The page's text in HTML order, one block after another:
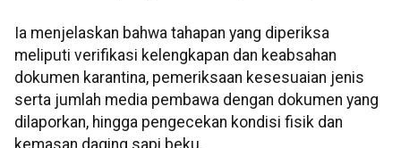
Ia menjelaskan bahwa tahapan yang diperiksa
meliputi verifikasi kelengkapan dan keabsahan
dokumen karantina, pemeriksaan kesesuaian jenis
serta jumlah media pembawa dengan dokumen yang
dilaporkan, hingga pengecekan kondisi fisik dan